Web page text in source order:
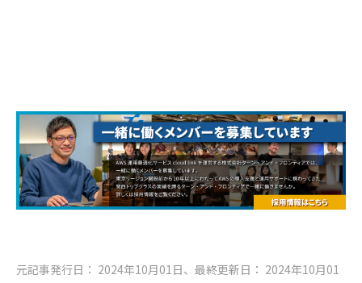
元記事発行日： 2024年10月01日、最終更新日： 2024年10月01